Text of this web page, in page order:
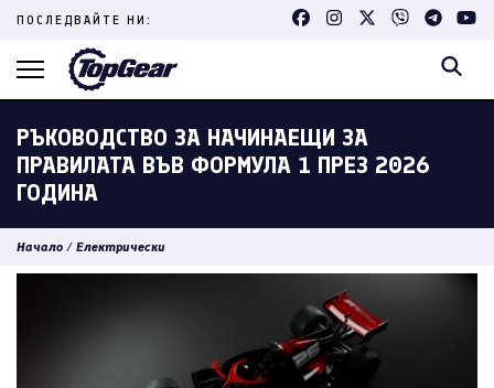
Skip
content
ПОСЛЕДВАЙТЕ НИ:
РЪКОВОДСТВО ЗА НАЧИНАЕЩИ ЗА
ПРАВИЛАТА ВЪВ ФОРМУЛА 1 ПРЕЗ 2026
ГОДИНА
Начало / Електрически